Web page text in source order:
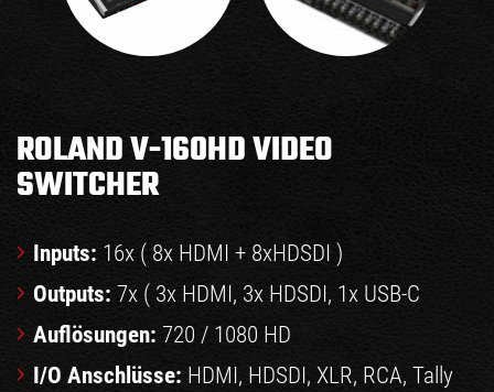
ROLAND V-160HD VIDEO
SWITCHER
Inputs: 16x ( 8x HDMI + 8xHDSDI )
Outputs: 7x ( 3x HDMI, 3x HDSDI, 1x USB-C
Auflösungen: 720 / 1080 HD
I/O Anschlüsse: HDMI, HDSDI, XLR, RCA, Tally